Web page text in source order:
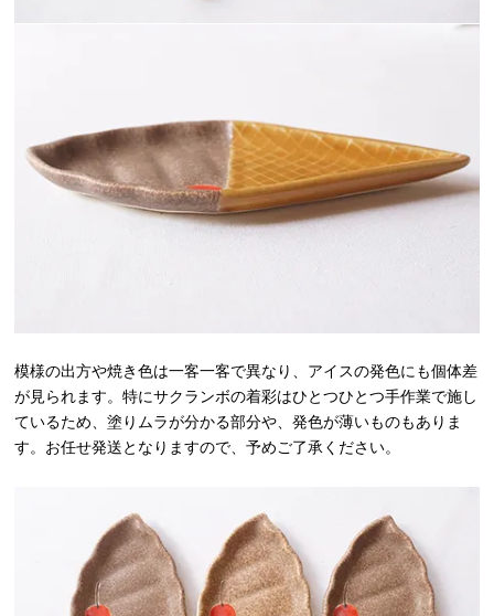
模様の出方や焼き色は一客一客で異なり、アイスの発色にも個体差
が見られます。特にサクランボの着彩はひとつひとつ手作業で施し
ているため、塗りムラが分かる部分や、発色が薄いものもありま
す。お任せ発送となりますので、予めご了承ください。